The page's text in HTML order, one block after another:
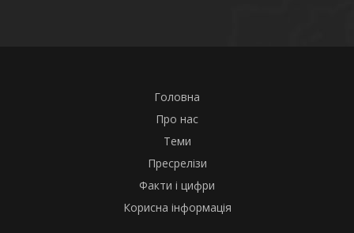
Головна
Про нас
Теми
Пресрелізи
Факти і цифри
Корисна інформація